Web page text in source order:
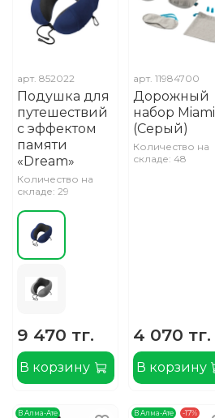
арт. 852022
Подушка для
путешествий
с эффектом
памяти
«Dream»
Количество на
складе: 29
9 470 тг.
В корзину
арт.11984700
Дорожный
набор Miami
(Серый)
Количество на
складе: 48
4 070 тг.
В корзину
В Алма-Ате В Алма-Ате -17%